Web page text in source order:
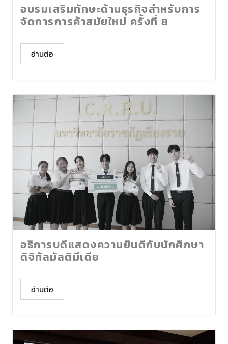
อบรมเสริมทักษะด้านธุรกิจสำหรับการ
จัดการการค้าสมัยใหม่ ครั้งที่ 8
อ่านต่อ
อธิการบดีแสดงความยินดีกับนักศึกษา
ดิจิทัลมัลติมีเดีย
อ่านต่อ